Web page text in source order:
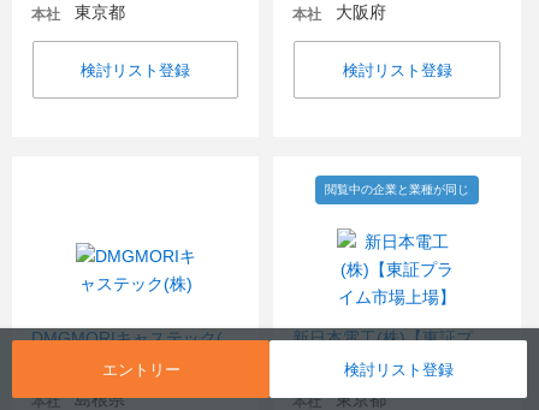
エントリー 検討リスト登録
本社 東京都
検討リスト登録
本社 大阪府
検討リスト登録
DMGMORIキャステック(株)
機械
本社 島根県
新日本電工(株)【東証プライム市場上場】
閲覧中の企業と業種が同じ
鉄鋼
本社 東京都